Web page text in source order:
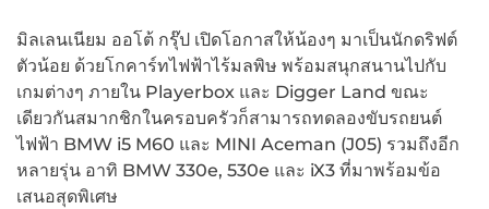
มิลเลนเนียม ออโต้ กรุ๊ป เปิดโอกาสให้น้องๆ มาเป็นนักดริฟต์
ตัวน้อย ด้วยโกคาร์ทไฟฟ้าไร้มลพิษ พร้อมสนุกสนานไปกับ
เกมต่างๆ ภายใน Playerbox และ Digger Land ขณะ
เดียวกันสมากชิกในครอบครัวก็สามารถทดลองขับรถยนต์
ไฟฟ้า BMW i5 M60 และ MINI Aceman (J05) รวมถึงอีก
หลายรุ่น อาทิ BMW 330e, 530e และ iX3 ที่มาพร้อมข้อ
เสนอสุดพิเศษ